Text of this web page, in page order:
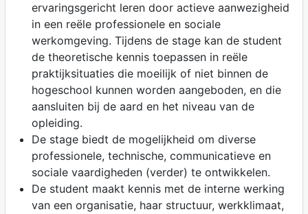
ervaringsgericht leren door actieve aanwezigheid
in een reële professionele en sociale
werkomgeving. Tijdens de stage kan de student
de theoretische kennis toepassen in reële
praktijksituaties die moeilijk of niet binnen de
hogeschool kunnen worden aangeboden, en die
aansluiten bij de aard en het niveau van de
opleiding.
De stage biedt de mogelijkheid om diverse
professionele, technische, communicatieve en
sociale vaardigheden (verder) te ontwikkelen.
De student maakt kennis met de interne werking
van een organisatie, haar structuur, werkklimaat,